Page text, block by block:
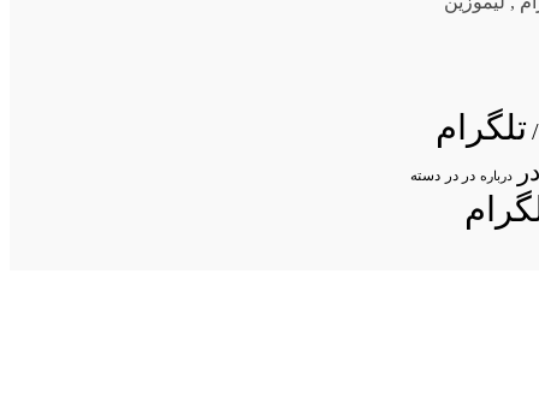
تلگرام
در درباره در در دسته